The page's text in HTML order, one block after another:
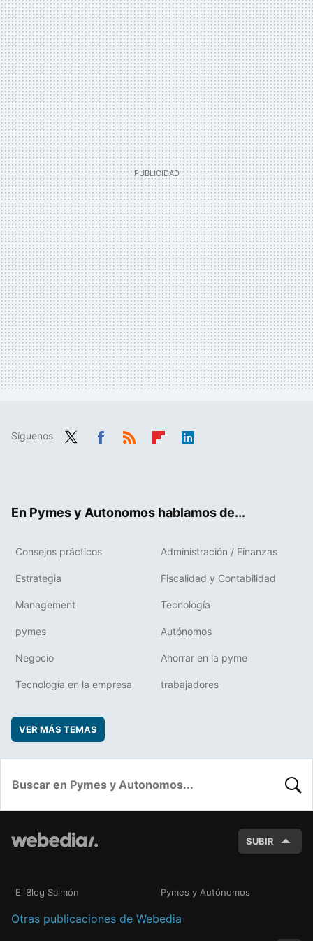
Síguenos
En Pymes y Autonomos hablamos de...
Consejos prácticos Administración / Finanzas
Estrategia Fiscalidad y Contabilidad
Management Tecnología
pymes Autónomos
Negocio Ahorrar en la pyme
Tecnología en la empresa trabajadores
VER MÁS TEMAS
SUBIR
El Blog Salmón Pymes y Autónomos
Otras publicaciones de Webedia